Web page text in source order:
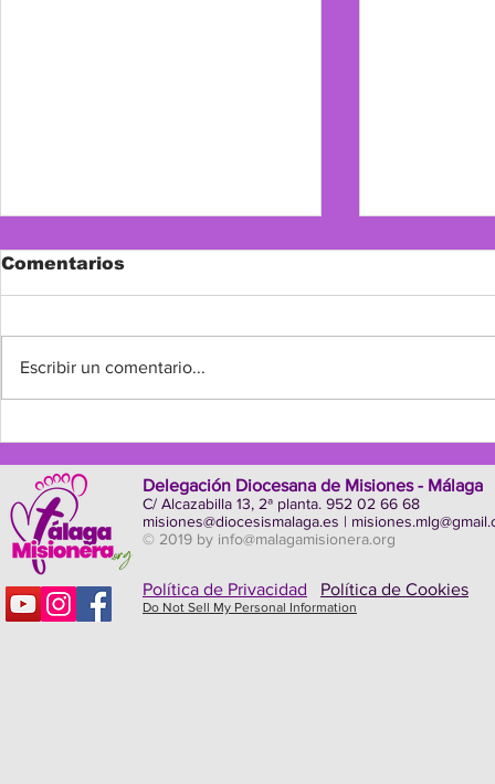
MENSAJE DEL OBISPO
DE MÁLAGA - MONS.
JESÚS CATALÁ CON
2021
Mundial de la Propagación de la
Fe (DOMUND) estimula siempre
en nosotros el compromiso
y tercer
Comentarios
Escribir un comentario...
Delegación Diocesana de Misiones - Málaga
C/ Alcazabilla 13, 2ª planta. 952 02 66 68
misiones@diocesismalaga.es |
© 2019 by info@malagamisionera.org
Política de Privacidad Política de Cookies
Do Not Sell My Personal Information